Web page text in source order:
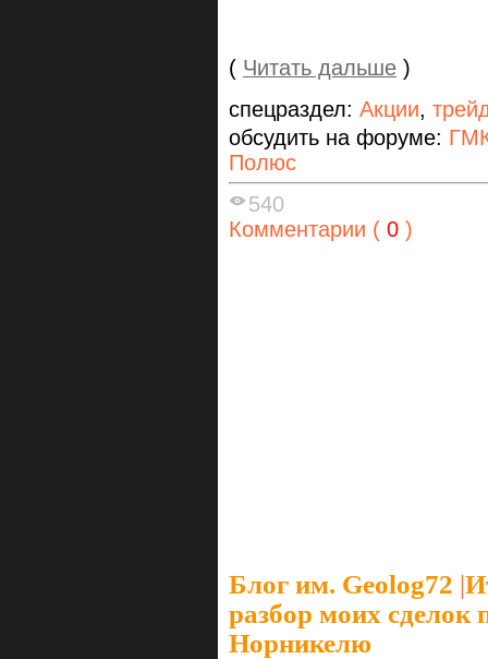
( Читать дальше )
спецраздел: Акции,
обсудить на форуме:
Полюс
540
Комментарии ( 0 )
Блог им. Geolog72 |
разбор моих сделок
Норникелю